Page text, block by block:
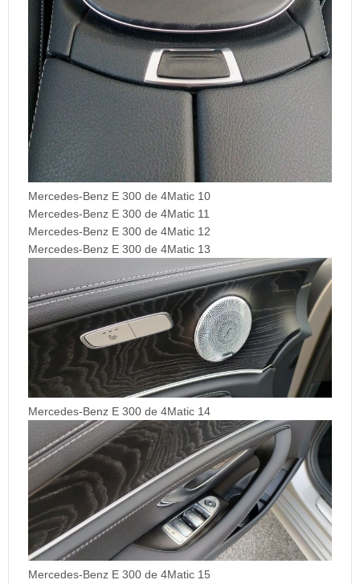
Mercedes-Benz E 300 de 4Matic 10
Mercedes-Benz E 300 de 4Matic 11
Mercedes-Benz E 300 de 4Matic 12
Mercedes-Benz E 300 de 4Matic 13
Mercedes-Benz E 300 de 4Matic 14
Mercedes-Benz E 300 de 4Matic 15